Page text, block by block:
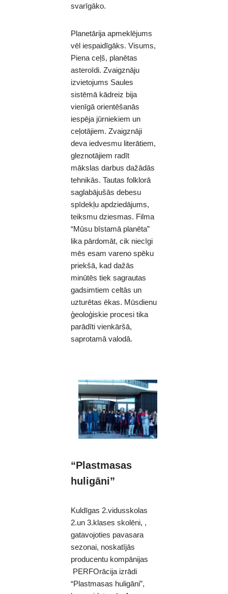
svarīgāko.
Planetārija apmeklējums
vēl iespaidīgāks. Visums,
Piena ceļš, planētas
asteroīdi. Zvaigznāju
izvietojums Saules
sistēmā kādreiz bija
vienīgā orientēšanās
iespēja jūrniekiem un
ceļotājiem. Zvaigznāji
deva iedvesmu literātiem,
gleznotājiem radīt
mākslas darbus dažādās
tehnikās. Tautas folklorā
saglabājušās debesu
spīdekļu apdziedājums,
teiksmu dziesmas. Filma
“Mūsu bīstamā planēta”
lika pārdomāt, cik niecīgi
mēs esam vareno spēku
priekšā, kad dažās
minūtēs tiek sagrautas
gadsimtiem celtās un
uzturētas ēkas. Mūsdienu
ģeoloģiskie procesi tika
parādīti vienkāršā,
saprotamā valodā.
“Plastmasas
huligāni”
Kuldīgas 2.vidusskolas
2.un 3.klases skolēni, ,
gatavojoties pavasara
sezonai, noskatījās
producentu kompānijas
PERFOrācija izrādi
“Plastmasas huligāni”,